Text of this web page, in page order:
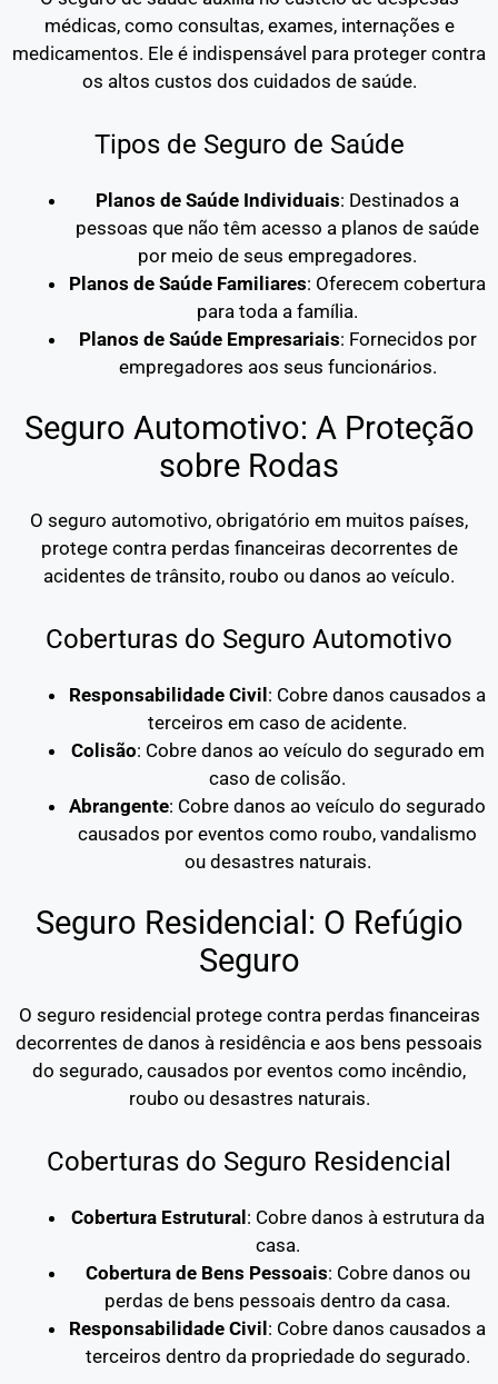
médicas, como consultas, exames, internações e
medicamentos. Ele é indispensável para proteger contra
os altos custos dos cuidados de saúde.
Tipos de Seguro de Saúde
Planos de Saúde Individuais: Destinados a
pessoas que não têm acesso a planos de saúde
por meio de seus empregadores.
Planos de Saúde Familiares: Oferecem cobertura
para toda a família.
Planos de Saúde Empresariais: Fornecidos por
empregadores aos seus funcionários.
Seguro Automotivo: A Proteção
sobre Rodas
O seguro automotivo, obrigatório em muitos países,
protege contra perdas financeiras decorrentes de
acidentes de trânsito, roubo ou danos ao veículo.
Coberturas do Seguro Automotivo
Responsabilidade Civil: Cobre danos causados a
terceiros em caso de acidente.
Colisão: Cobre danos ao veículo do segurado em
caso de colisão.
Abrangente: Cobre danos ao veículo do segurado
causados por eventos como roubo, vandalismo
ou desastres naturais.
Seguro Residencial: O Refúgio
Seguro
O seguro residencial protege contra perdas financeiras
decorrentes de danos à residência e aos bens pessoais
do segurado, causados por eventos como incêndio,
roubo ou desastres naturais.
Coberturas do Seguro Residencial
Cobertura Estrutural: Cobre danos à estrutura da
casa.
Cobertura de Bens Pessoais: Cobre danos ou
perdas de bens pessoais dentro da casa.
Responsabilidade Civil: Cobre danos causados a
terceiros dentro da propriedade do segurado.